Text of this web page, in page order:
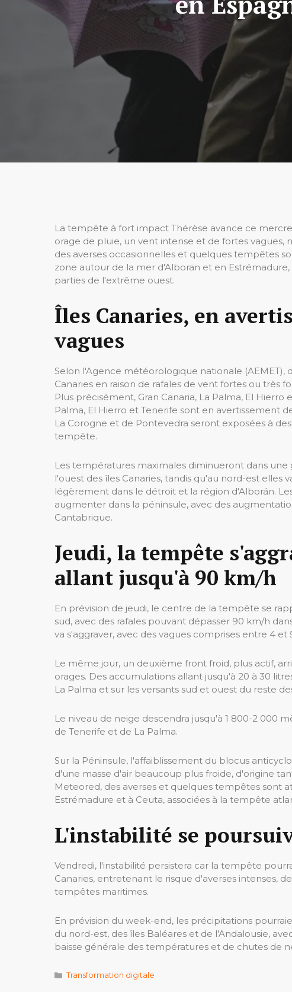
La tempête à fort impact Thérèse avance ce
orage de pluie, un vent intense et de fortes vagues,
des averses occasionnelles et quelques tempêtes
zone autour de la mer d'Alboran et en
parties de l'extrême ouest.
Îles Canaries, en
vagues
Selon l'Agence météorologique nationale (AEMET),
Canaries en raison de rafales de vent fortes ou très
Plus précisément, Gran Canaria, La Palma, El
Palma, El Hierro et Tenerife sont en avertissement
La Corogne et de Pontevedra seront exposées à
tempête.
Les températures maximales diminueront dans
l'ouest des îles Canaries, tandis qu'au nord-est
légèrement dans le détroit et la région d'Alborán.
augmenter dans la péninsule, avec des
Cantabrique.
Jeudi, la tempête
allant jusqu'à 90 km/h
En prévision de jeudi, le centre de la tempête se
sud, avec des rafales pouvant dépasser 90 km/h
va s'aggraver, avec des vagues comprises entre 4 et
Le même jour, un deuxième front froid, plus actif,
orages. Des accumulations allant jusqu'à 20 à 30
La Palma et sur les versants sud et ouest du reste
Le niveau de neige descendra jusqu'à 1 800-2 000
de Tenerife et de La Palma.
Sur la Péninsule, l'affaiblissement du blocus
d'une masse d'air beaucoup plus froide, d'origine
Meteored, des averses et quelques tempêtes sont
Estrémadure et à Ceuta, associées à la tempête
L'instabilité se
Vendredi, l'instabilité persistera car la tempête
Canaries, entretenant le risque d'averses intenses,
tempêtes maritimes.
En prévision du week-end, les précipitations
du nord-est, des îles Baléares et de l'Andalousie,
baisse générale des températures et de chutes de
Catégories
Transformation digitale